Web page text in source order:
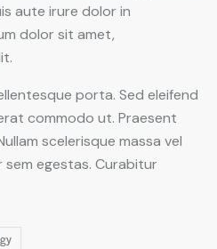
aute irure dolor in
dolor sit amet,
porta. Sed eleifend
commodo ut. Praesent
scelerisque massa vel
egestas. Curabitur